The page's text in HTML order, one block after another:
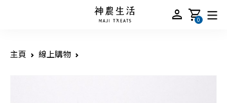
person shopping_cart
0
主頁 線上購物